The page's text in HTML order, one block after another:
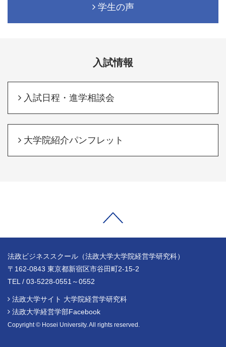
学生の声
入試情報
入試日程・進学相談会
大学院紹介パンフレット
法政ビジネススクール（法政大学大学院経営学研究科）
〒162-0843 東京都新宿区市谷田町2-15-2
TEL / 03-5228-0551～0552
法政大学サイト 大学院経営学研究科
法政大学経営学部Facebook
Copyright © Hosei University. All rights reserved.